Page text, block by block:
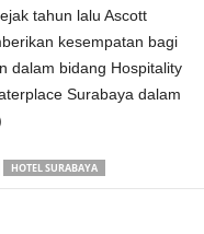
tahun lalu Ascott
kesempatan bagi
dalam bidang Hospitality
Surabaya dalam
HOTEL SURABAYA